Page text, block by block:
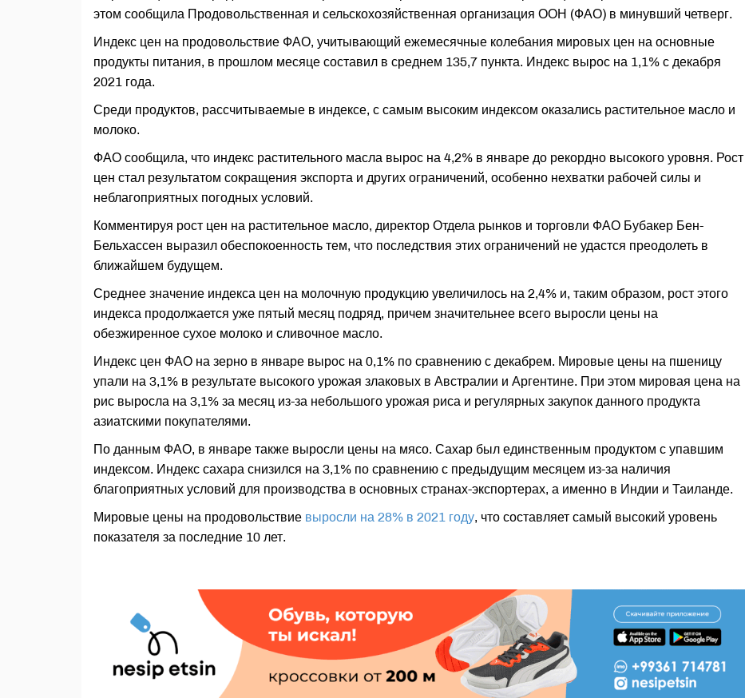
этом сообщила Продовольственная и сельскохозяйственная организация ООН (ФАО) в минувший четверг.
Индекс цен на продовольствие ФАО, учитывающий ежемесячные колебания мировых цен на основные
продукты питания, в прошлом месяце составил в среднем 135,7 пункта. Индекс вырос на 1,1% с декабря
2021 года.
Среди продуктов, рассчитываемые в индексе, с самым высоким индексом оказались растительное масло и
молоко.
ФАО сообщила, что индекс растительного масла вырос на 4,2% в январе до рекордно высокого уровня. Рост
цен стал результатом сокращения экспорта и других ограничений, особенно нехватки рабочей силы и
неблагоприятных погодных условий.
Комментируя рост цен на растительное масло, директор Отдела рынков и торговли ФАО Бубакер Бен-
Бельхассен выразил обеспокоенность тем, что последствия этих ограничений не удастся преодолеть в
ближайшем будущем.
Среднее значение индекса цен на молочную продукцию увеличилось на 2,4% и, таким образом, рост этого
индекса продолжается уже пятый месяц подряд, причем значительнее всего выросли цены на
обезжиренное сухое молоко и сливочное масло.
Индекс цен ФАО на зерно в январе вырос на 0,1% по сравнению с декабрем. Мировые цены на пшеницу
упали на 3,1% в результате высокого урожая злаковых в Австралии и Аргентине. При этом мировая цена на
рис выросла на 3,1% за месяц из-за небольшого урожая риса и регулярных закупок данного продукта
азиатскими покупателями.
По данным ФАО, в январе также выросли цены на мясо. Сахар был единственным продуктом с упавшим
индексом. Индекс сахара снизился на 3,1% по сравнению с предыдущим месяцем из-за наличия
благоприятных условий для производства в основных странах-экспортерах, а именно в Индии и Таиланде.
Мировые цены на продовольствие выросли на 28% в 2021 году, что составляет самый высокий уровень
показателя за последние 10 лет.